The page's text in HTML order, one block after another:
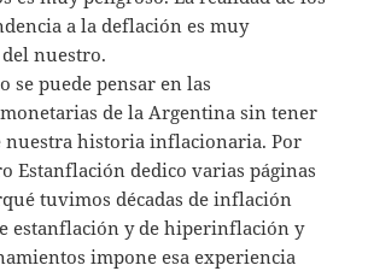
a la deflación es muy
nuestro.
se puede pensar en las
de la Argentina sin tener
nuestra historia inflacionaria. Por
Estanflación dedico varias páginas
tuvimos décadas de inflación
estanflación y de hiperinflación y
impone esa experiencia